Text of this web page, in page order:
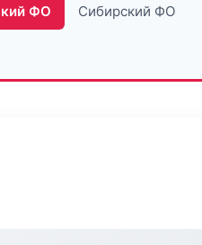
ФО Сибирский ФО